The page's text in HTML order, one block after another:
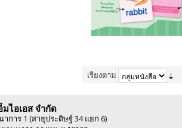
เรียงตาม
ไอเอส จำกัด
การ 1 (สาธุประดิษฐ์ 34 แยก 6)